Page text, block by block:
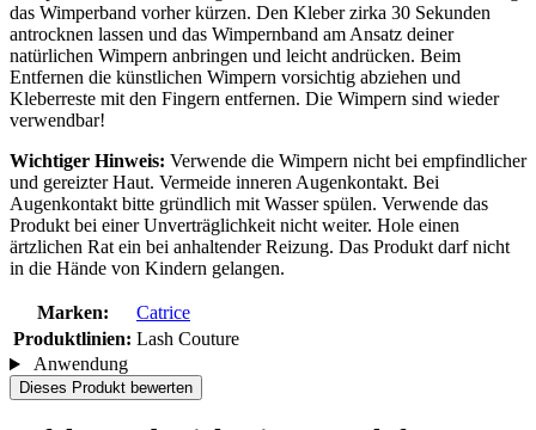
das Wimperband vorher kürzen. Den Kleber zirka 30 Sekunden
antrocknen lassen und das Wimpernband am Ansatz deiner
natürlichen Wimpern anbringen und leicht andrücken. Beim
Entfernen die künstlichen Wimpern vorsichtig abziehen und
Kleberreste mit den Fingern entfernen. Die Wimpern sind wieder
verwendbar!
Wichtiger Hinweis: Verwende die Wimpern nicht bei empfindlicher
und gereizter Haut. Vermeide inneren Augenkontakt. Bei
Augenkontakt bitte gründlich mit Wasser spülen. Verwende das
Produkt bei einer Unverträglichkeit nicht weiter. Hole einen
ärtzlichen Rat ein bei anhaltender Reizung. Das Produkt darf nicht
in die Hände von Kindern gelangen.
Marken:
Catrice
Produktlinien: Lash Couture
Anwendung
Dieses Produkt bewerten